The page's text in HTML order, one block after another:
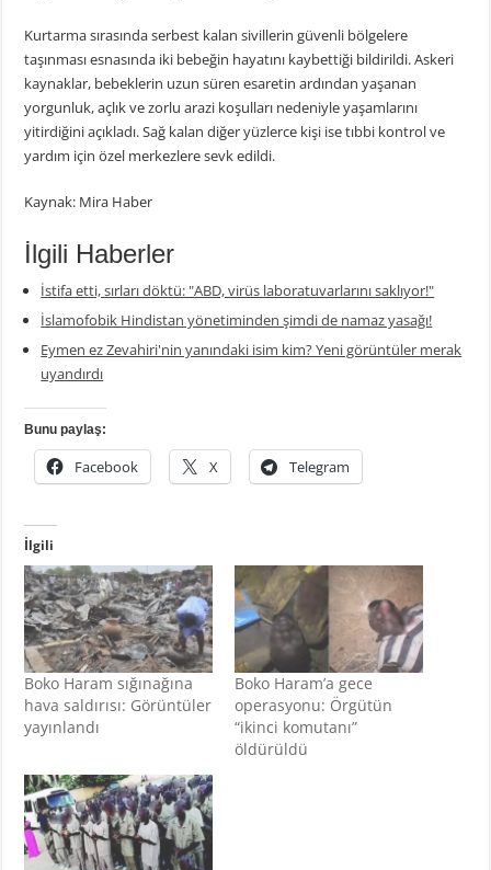
Kurtarma sırasında serbest kalan sivillerin güvenli bölgelere
taşınması esnasında iki bebeğin hayatını kaybettiği bildirildi. Askeri
kaynaklar, bebeklerin uzun süren esaretin ardından yaşanan
yorgunluk, açlık ve zorlu arazi koşulları nedeniyle yaşamlarını
yitirdiğini açıkladı. Sağ kalan diğer yüzlerce kişi ise tıbbi kontrol ve
yardım için özel merkezlere sevk edildi.
Kaynak: Mira Haber
İlgili Haberler
İstifa etti, sırları döktü: "ABD, virüs laboratuvarlarını saklıyor!"
İslamofobik Hindistan yönetiminden şimdi de namaz yasağı!
Eymen ez Zevahiri'nin yanındaki isim kim? Yeni görüntüler merak
uyandırdı
Bunu paylaş:
Facebook X Telegram
İlgili
Boko Haram sığınağına
hava saldırısı: Görüntüler
yayınlandı
Boko Haram’a gece
operasyonu: Örgütün
“ikinci komutanı”
öldürüldü